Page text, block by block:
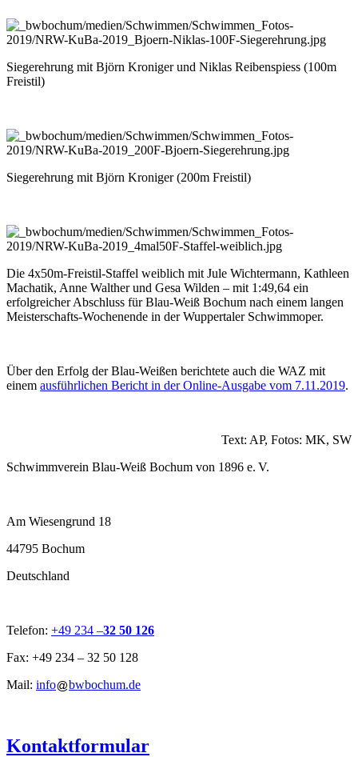
Siegerehrung mit Björn Kroniger und Niklas Reibenspiess (100m
Freistil)
Siegerehrung mit Björn Kroniger (200m Freistil)
Die 4x50m-Freistil-Staffel weiblich mit Jule Wichtermann, Kathleen
Machatik, Anne Walther und Gesa Wilden – mit 1:49,64 ein
erfolgreicher Abschluss für Blau-Weiß Bochum nach einem langen
Meisterschafts-Wochenende in der Wuppertaler Schwimmoper.
Über den Erfolg der Blau-Weißen berichtete auch die WAZ mit
einem ausführlichen Bericht in der Online-Ausgabe vom 7.11.2019.
Text: AP, Fotos: MK, SW
Schwimmverein Blau-Weiß Bochum von 1896 e. V.
Am Wiesengrund 18
44795 Bochum
Deutschland
Telefon: +49 234 –32 50 126
Fax: +49 234 – 32 50 128
Mail: info bwbochum.de
Kontaktformular